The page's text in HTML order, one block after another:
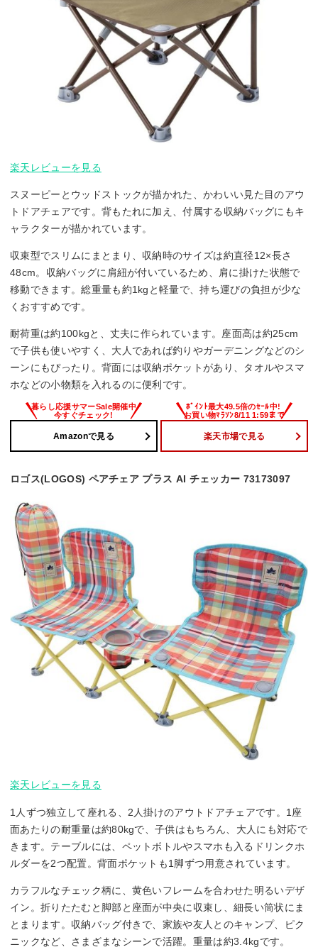
楽天レビューを見る
スヌーピーとウッドストックが描かれた、かわいい見た目のアウ
トドアチェアです。背もたれに加え、付属する収納バッグにもキ
ャラクターが描かれています。
収束型でスリムにまとまり、収納時のサイズは約直径12×長さ
48cm。収納バッグに肩紐が付いているため、肩に掛けた状態で
移動できます。総重量も約1kgと軽量で、持ち運びの負担が少な
くおすすめです。
耐荷重は約100kgと、丈夫に作られています。座面高は約25cm
で子供も使いやすく、大人であれば釣りやガーデニングなどのシ
ーンにもぴったり。背面には収納ポケットがあり、タオルやスマ
ホなどの小物類を入れるのに便利です。
Amazonで見る 楽天市場で見る
ロゴス(LOGOS) ペアチェア プラス AI チェッカー 73173097
楽天レビューを見る
1人ずつ独立して座れる、2人掛けのアウトドアチェアです。1座
面あたりの耐重量は約80kgで、子供はもちろん、大人にも対応で
きます。テーブルには、ペットボトルやスマホも入るドリンクホ
ルダーを2つ配置。背面ポケットも1脚ずつ用意されています。
カラフルなチェック柄に、黄色いフレームを合わせた明るいデザ
イン。折りたたむと脚部と座面が中央に収束し、細長い筒状にま
とまります。収納バッグ付きで、家族や友人とのキャンプ、ピク
ニックなど、さまざまなシーンで活躍。重量は約3.4kgです。